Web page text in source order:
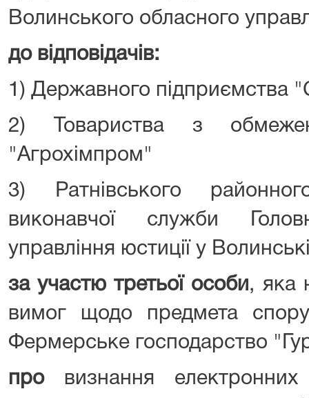
Волинського обласного
до відповідачів:
1) Державного підприємства
2) Товариства з
"Агрохімпром"
3) Ратнівського
виконавчої служби
управління юстиції у
за участю третьої особи , яка
вимог щодо предмета
Фермерське господарство
провизнання електронних